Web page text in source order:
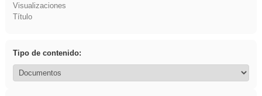
Visualizaciones
Título
Tipo de contenido: